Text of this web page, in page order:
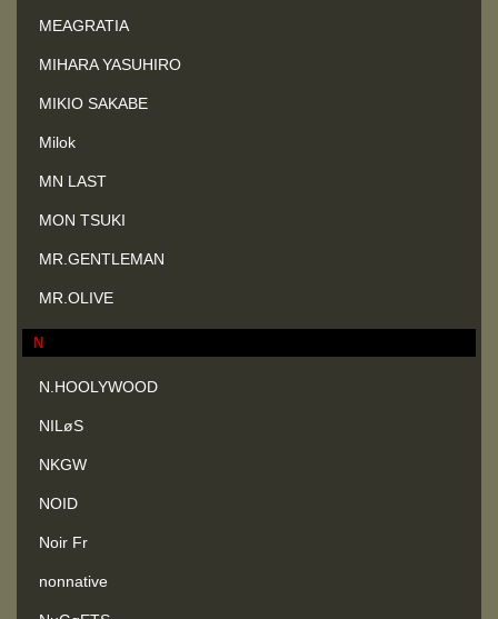
MEAGRATIA
MIHARA YASUHIRO
MIKIO SAKABE
Milok
MN LAST
MON TSUKI
MR.GENTLEMAN
MR.OLIVE
N
N.HOOLYWOOD
NILøS
NKGW
NOID
Noir Fr
nonnative